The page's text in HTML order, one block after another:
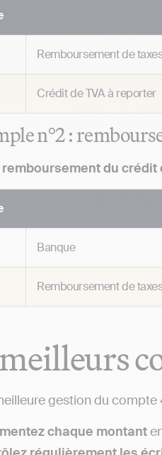
Remboursement de
Crédit de TVA à reporter
n°2 :
remboursement du crédit
Banque
Remboursement de
gestion du
chaque montant